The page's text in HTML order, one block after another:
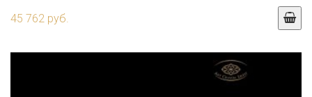
45 762 руб.